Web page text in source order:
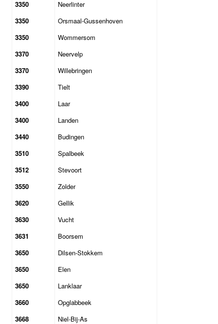
3350
Neerlinter
3350
Orsmaal-Gussenhoven
3350
Wommersom
3370
Neervelp
3370
Willebringen
3390
Tielt
3400
Laar
3400
Landen
3440
Budingen
3510
Spalbeek
3512
Stevoort
3550
Zolder
3620
Gellik
3630
Vucht
3631
Boorsem
3650
Dilsen-Stokkem
3650
Elen
3650
Lanklaar
3660
Opglabbeek
3668
Niel-Bij-As